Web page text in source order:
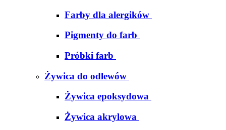
Farby dla alergików
Pigmenty do farb
Próbki farb
Żywica do odlewów
Żywica epoksydowa
Żywica akrylowa